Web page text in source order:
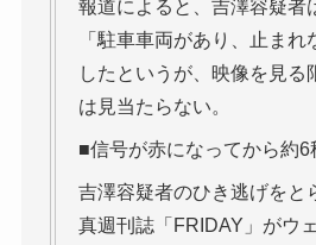
報道によると、吉澤容疑者
「駐車車両があり、止まれ
したというが、映像を見る
は見当たらない。
■信号が赤になってから約
吉澤容疑者のひき逃げをと
真週刊誌「FRIDAY」がウ